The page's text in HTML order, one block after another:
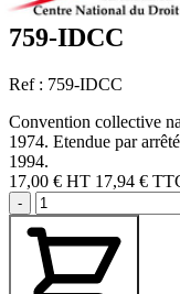
759-IDCC
Ref : 759-IDCC
Convention collective
1974. Etendue par
1994.
17,00 € HT 17,94 €
-